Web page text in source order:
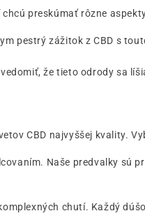
preskúmať rôzne
pestrý zážitok z CBD s
že tieto odrody sa
CBD najvyššej kvality.
Naše predvalky sú
chutí. Každý